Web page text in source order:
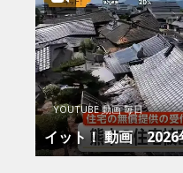
YOUTUBE 動画 毎日
イット！ 動画 2026